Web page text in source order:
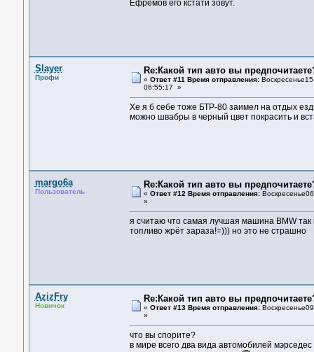
Ефремов его кстати зовут.
Slayer
Профи
Re:Какой тип авто вы
« Ответ #11 Время отправления:Воскресенье15
06:55:17 »
Хе я б себе тоже БТР-80 заимел на отдых
можно швабры в черный цвет покрасить и
margo6a
Пользователь
Re:Какой тип авто вы
« Ответ #12 Время отправления:
»
я считаю что самая лучшая машина BMW так
топливо жрёт зараза!=))) но это не страшно
AzizFry
Новичок
Re:Какой тип авто вы
« Ответ #13 Время отправления:
»
что вы спорите?
в мире всего два вида автомобилей